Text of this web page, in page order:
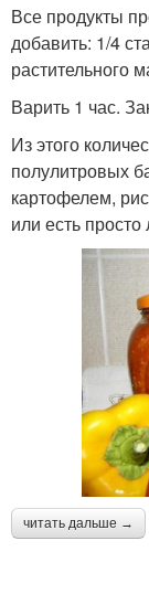
Все продукты
добавить: 1/4
растительного
Варить 1 час.
Из этого
полулитровых
картофелем,
или есть
читать дальше →